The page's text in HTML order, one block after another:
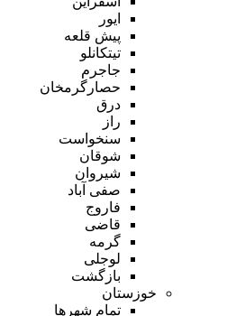
ایور
پیش قلعه
تیتکانلو
جاجرم
حصارگرمخان
درق
راز
سنخواست
شوقان
شیروان
صفی آباد
فاروج
قاضی
گرمه
لوجلی
بازگشت
خوزستان
تمام شهر‌ها